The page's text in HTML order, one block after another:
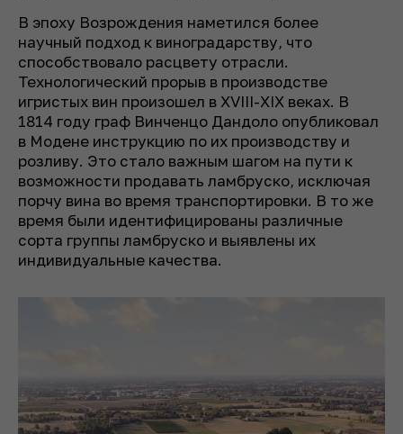
В эпоху Возрождения наметился более
научный подход к виноградарству, что
способствовало расцвету отрасли.
Технологический прорыв в производстве
игристых вин произошел в XVIII-XIX веках. В
1814 году граф Винченцо Дандоло опубликовал
в Модене инструкцию по их производству и
розливу. Это стало важным шагом на пути к
возможности продавать ламбруско, исключая
порчу вина во время транспортировки. В то же
время были идентифицированы различные
сорта группы ламбруско и выявлены их
индивидуальные качества.